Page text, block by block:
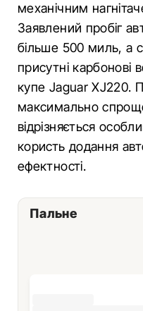
механічним
Заявлений пробіг
більше 500 миль, а
присутні карбонові
купе Jaguar XJ220.
максимально
відрізняється
користь додання
ефектності.
Пальне